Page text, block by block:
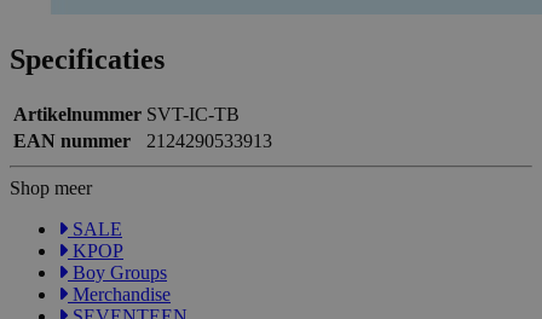
Specificaties
Artikelnummer SVT-IC-TB
EAN nummer
2124290533913
Shop meer
SALE
KPOP
Boy Groups
Merchandise